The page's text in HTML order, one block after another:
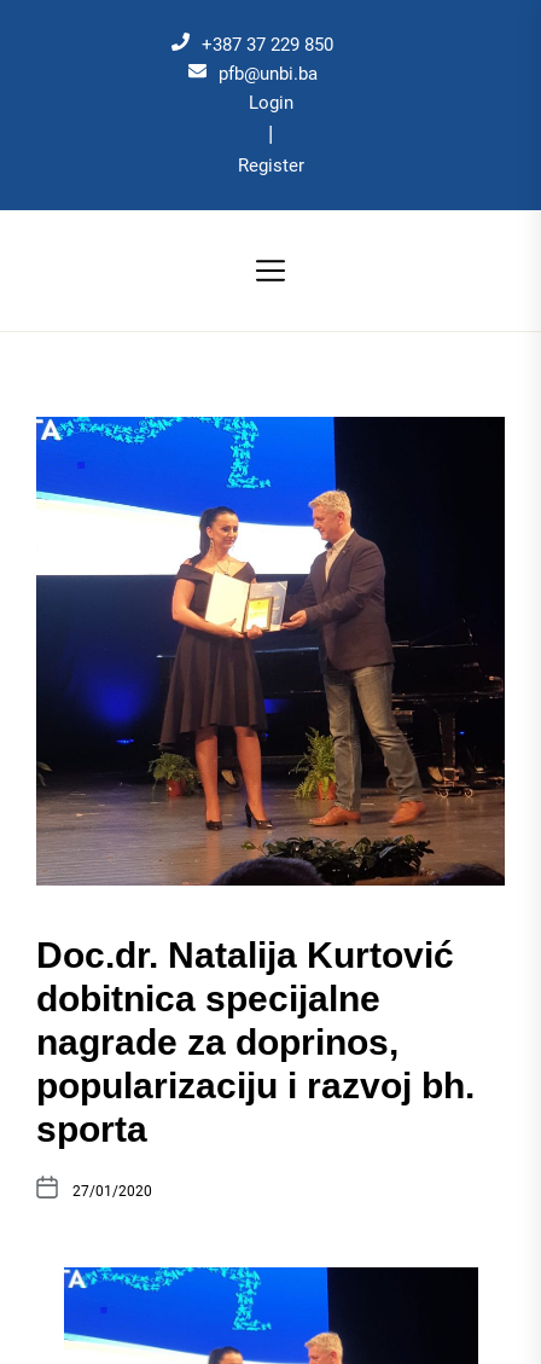
+387 37 229 850
pfb@unbi.ba
Login
|
Register
Doc.dr. Natalija Kurtović
dobitnica specijalne
nagrade za doprinos,
popularizaciju i razvoj bh.
sporta
27/01/2020